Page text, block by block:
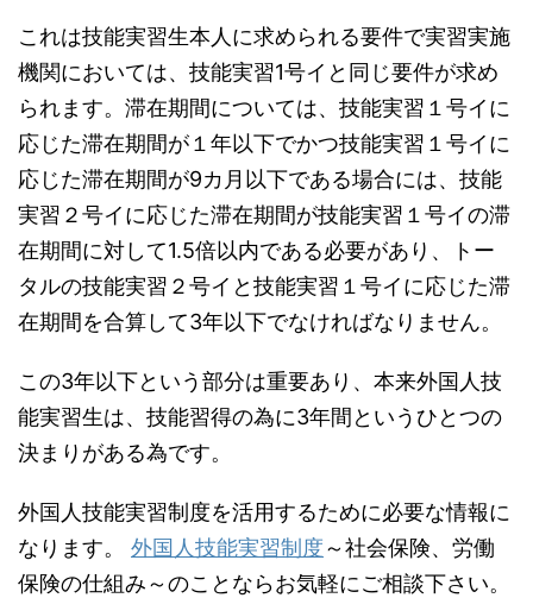
これは技能実習生本人に求められる要件で実習実施
機関においては、技能実習1号イと同じ要件が求め
られます。滞在期間については、技能実習１号イに
応じた滞在期間が１年以下でかつ技能実習１号イに
応じた滞在期間が9カ月以下である場合には、技能
実習２号イに応じた滞在期間が技能実習１号イの滞
在期間に対して1.5倍以内である必要があり、トー
タルの技能実習２号イと技能実習１号イに応じた滞
在期間を合算して3年以下でなければなりません。
この3年以下という部分は重要あり、本来外国人技
能実習生は、技能習得の為に3年間というひとつの
決まりがある為です。
外国人技能実習制度を活用するために必要な情報に
なります。 外国人技能実習制度～社会保険、労働
保険の仕組み～のことならお気軽にご相談下さい。